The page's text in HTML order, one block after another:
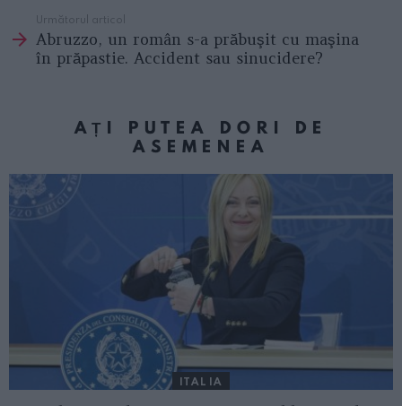
Următorul articol
Abruzzo, un român s-a prăbuşit cu maşina
în prăpastie. Accident sau sinucidere?
AȚI PUTEA DORI DE
ASEMENEA
ITALIA